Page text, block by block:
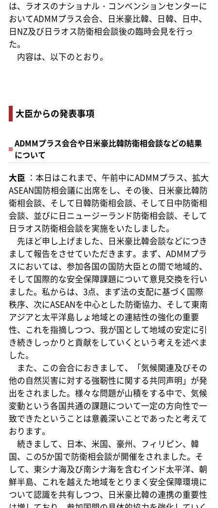
は、ラオスのナショナル・コンベンションセンターに
おいてADMMプラス会合、日米豪比韓、日韓、日中、
日NZ及び日ラオス防衛相会談後の臨時会見を行っ
た。
内容は、以下のとおり。
大臣からの発表事項
ADMMプラス会合や日米豪比韓防衛相会談などの結果
について
大臣 ：本日はこれまで、午前中にADMMプラス、拡大
ASEAN国防相会議に出席をし、その後、日米豪比韓防
衛相会談、そして日韓防衛相会談、そして日中防衛相
会談、並びに日ニュージーランド防衛相会談、そして
日ラオス防衛相会談を実施をいたしました。
先ほど申し上げました、日米豪比韓会談などにつき
まして報告をさせていただきます。まず、ADMMプラ
スにおいては、参加各国の国防大臣との間で地域的、
そして国際的な安全保障課題について意見交換を行い
ました。私からは、3点、まず法の支配に基づく国際
秩序、次にASEANを中心とした防衛協力、そして東南
アジアと太平洋島しょ地域との連結性の強化の重要
性、これを指摘しつつ、我が国として地域の安定に引
き続きしっかりと貢献をしていくという考えを述べま
した。
また、この会合におきまして、「気候関連及びその
他の自然災害に対する強靭性に関する共同声明」が発
出をされました。様々な問題が山積をする中で、気候
変動という各国共通の課題について一定の方向性で一
致できたということは意義深いことであったと考えて
おります。
続きまして、日本、米国、豪州、フィリピン、韓
国、この5か国で防衛相会談が開催をされました。そ
して、東シナ海及び南シナ海を含むインド太平洋、朝
鮮半島、これを越えた地域をとりまく安全保障環境に
ついて認識を共有しつつ、日米豪比韓の連携の重要性